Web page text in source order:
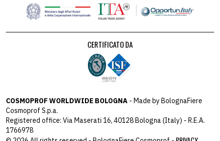
CERTIFICATO DA
COSMOPROF WORLDWIDE BOLOGNA - Made by BolognaFiere
Cosmoprof S.p.a.
Registered office: Via Maserati 16, 40128 Bologna (Italy) - R.E.A.
1766978